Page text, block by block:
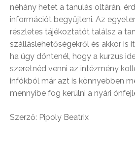
néhány hetet a tanulás oltárán,
információt begyűjteni. Az
részletes tájékoztatót találsz a
szálláslehetőségekről és akkor is
ha úgy döntenél, hogy a kurzus
szeretnéd venni az intézmény
infókból már azt is könnyebben
mennyibe fog kerülni a nyári
Szerző: Pipoly Beatrix